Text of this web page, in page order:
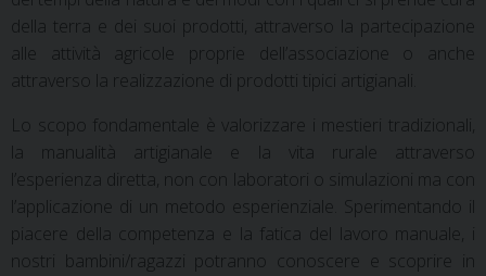
della terra e dei suoi prodotti, attraverso la partecipazione
alle attività agricole proprie dell’associazione o anche
attraverso la realizzazione di prodotti tipici artigianali.
Lo scopo fondamentale è valorizzare i mestieri tradizionali,
la manualità artigianale e la vita rurale attraverso
l’esperienza diretta, non con laboratori o simulazioni ma con
l’applicazione di un metodo esperienziale. Sperimentando il
piacere della competenza e la fatica del lavoro manuale, i
nostri bambini/ragazzi potranno conoscere e scoprire in